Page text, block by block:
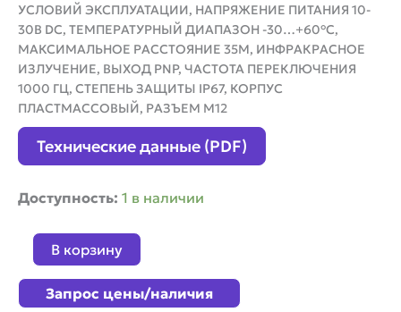
УСЛОВИЙ ЭКСПЛУАТАЦИИ, НАПРЯЖЕНИЕ ПИТАНИЯ 10-
30В DC, ТЕМПЕРАТУРНЫЙ ДИАПАЗОН -30…+60°C,
МАКСИМАЛЬНОЕ РАССТОЯНИЕ 35М, ИНФРАКРАСНОЕ
ИЗЛУЧЕНИЕ, ВЫХОД PNP, ЧАСТОТА ПЕРЕКЛЮЧЕНИЯ
1000 ГЦ, СТЕПЕНЬ ЗАЩИТЫ IP67, КОРПУС
ПЛАСТМАССОВЫЙ, РАЗЪЕМ M12
Технические данные (PDF)
Доступность: 1 в наличии
Количество
Оптический
барьерный
датчик
SICK
В корзину
Запрос цены/наличия